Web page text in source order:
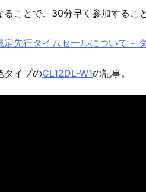
ることで、30分早く参加するこ
定先行タイムセールについて –
タイプのCL12DL-W1の記事。